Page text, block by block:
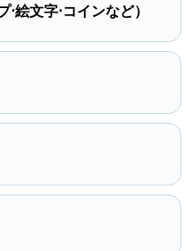
絵文字⋅コインなど）